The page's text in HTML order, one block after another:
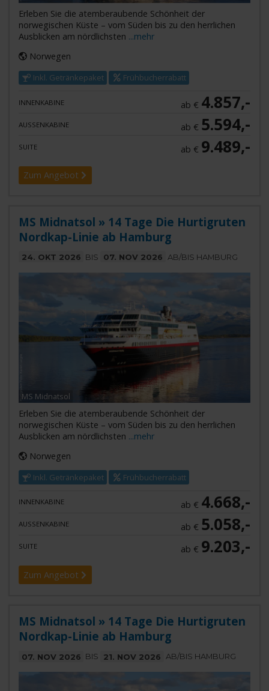
Erleben Sie die atemberaubende Schönheit der
norwegischen Küste – vom Süden bis zu den herrlichen
Ausblicken am nördlichsten ...mehr
Norwegen
Inkl. Getränkepaket Frühbucherrabatt
INNENKABINE ab € 4.857,-
AUSSENKABINE ab € 5.594,-
SUITE ab € 9.489,-
Zum Angebot
MS Midnatsol » 14 Tage Die Hurtigruten
Nordkap-Linie ab Hamburg
24. OKT 2026 BIS 07. NOV 2026 AB/BIS HAMBURG
MS Midnatsol
Erleben Sie die atemberaubende Schönheit der
norwegischen Küste – vom Süden bis zu den herrlichen
Ausblicken am nördlichsten ...mehr
Norwegen
Inkl. Getränkepaket Frühbucherrabatt
INNENKABINE ab € 4.668,-
AUSSENKABINE ab € 5.058,-
SUITE ab € 9.203,-
Zum Angebot
MS Midnatsol » 14 Tage Die Hurtigruten
Nordkap-Linie ab Hamburg
07. NOV 2026 BIS 21. NOV 2026 AB/BIS HAMBURG